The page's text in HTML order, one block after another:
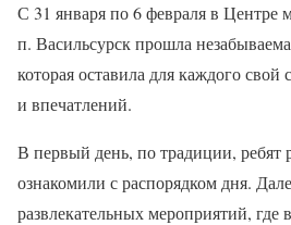
С 31 января по 6 февраля в
п. Васильсурск прошла
которая оставила для каждого
и впечатлений.
В первый день, по традиции, ребят
ознакомили с распорядком дня.
развлекательных мероприятий, где